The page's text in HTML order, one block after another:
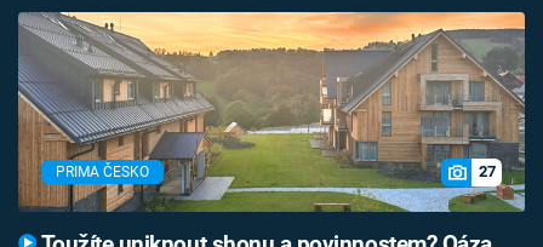
PRIMA ČESKO 27